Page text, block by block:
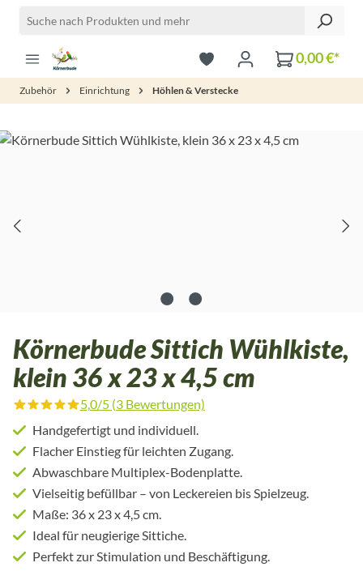
Zum Hauptinhalt springen
0,00 €*
Zubehör Einrichtung Höhlen & Verstecke
Bildergalerie überspringen
Körnerbude Sittich Wühlkiste,
klein 36 x 23 x 4,5 cm
Durchschnittliche Bewertung von 5 von 5 Sternen
5,0/5 (3 Bewertungen)
Handgefertigt und individuell.
Flacher Einstieg für leichten Zugang.
Abwaschbare Multiplex-Bodenplatte.
Vielseitig befüllbar – von Leckereien bis Spielzeug.
Maße: 36 x 23 x 4,5 cm.
Ideal für neugierige Sittiche.
Perfekt zur Stimulation und Beschäftigung.